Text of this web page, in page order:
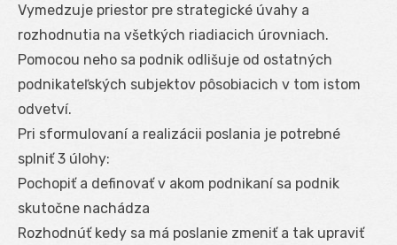
Vymedzuje priestor pre strategické úvahy a
rozhodnutia na všetkých riadiacich úrovniach.
Pomocou neho sa podnik odlišuje od ostatných
podnikateľských subjektov pôsobiacich v tom istom
odvetví.
Pri sformulovaní a realizácii poslania je potrebné
splniť 3 úlohy:
Pochopiť a definovať v akom podnikaní sa podnik
skutočne nachádza
Rozhodnúť kedy sa má poslanie zmeniť a tak upraviť